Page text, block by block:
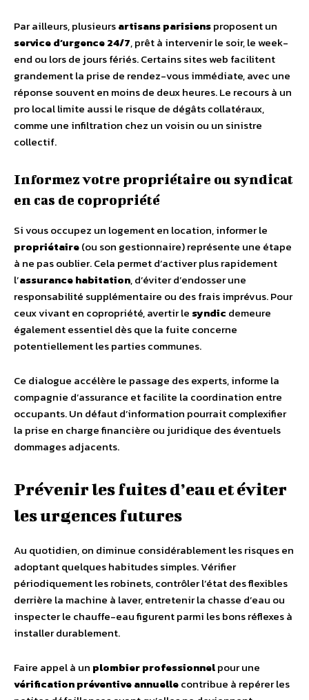
Par ailleurs, plusieursartisans parisiensproposent un
service d’urgence 24/7, prêt à intervenir le soir, le week-
end ou lors de jours fériés. Certains sites web facilitent
grandement la prise de rendez-vous immédiate, avec une
réponse souvent en moins de deux heures. Le recours à un
pro local limite aussi le risque de dégâts collatéraux,
comme une infiltration chez un voisin ou un sinistre
collectif.
Informez votre propriétaire ou syndicat
en cas de copropriété
Si vous occupez un logement en location, informer le
propriétaire(ou son gestionnaire) représente une étape
à ne pas oublier. Cela permet d’activer plus rapidement
l’assurance habitation, d’éviter d’endosser une
responsabilité supplémentaire ou des frais imprévus. Pour
ceux vivant en copropriété, avertir le syndic demeure
également essentiel dès que la fuite concerne
potentiellement les parties communes.
Ce dialogue accélère le passage des experts, informe la
compagnie d’assurance et facilite la coordination entre
occupants. Un défaut d’information pourrait complexifier
la prise en charge financière ou juridique des éventuels
dommages adjacents.
Prévenir les fuites d’eau et éviter
les urgences futures
Au quotidien, on diminue considérablement les risques en
adoptant quelques habitudes simples. Vérifier
périodiquement les robinets, contrôler l’état des flexibles
derrière la machine à laver, entretenir la chasse d’eau ou
inspecter le chauffe-eau figurent parmi les bons réflexes à
installer durablement.
Faire appel à un plombier professionnelpour une
vérification préventive annuellecontribue à repérer les